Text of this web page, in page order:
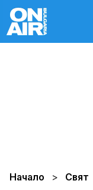
Начало Свят